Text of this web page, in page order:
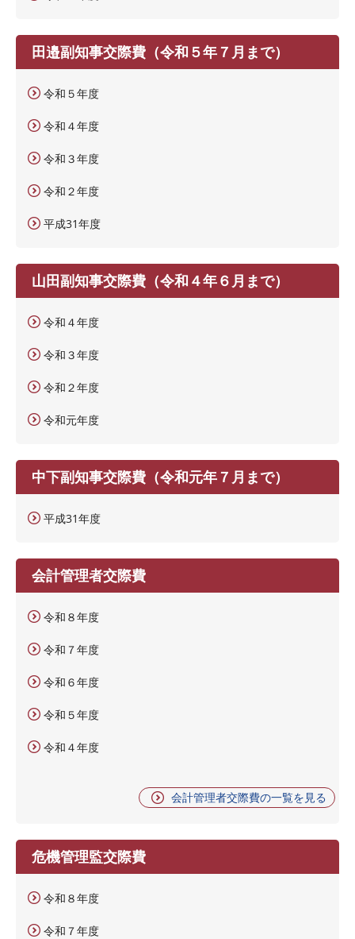
田邉副知事交際費（令和５年７月まで）
令和５年度
令和４年度
令和３年度
令和２年度
平成31年度
山田副知事交際費（令和４年６月まで）
令和４年度
令和３年度
令和２年度
令和元年度
中下副知事交際費（令和元年７月まで）
平成31年度
会計管理者交際費
令和８年度
令和７年度
令和６年度
令和５年度
令和４年度
会計管理者交際費の一覧を見る
危機管理監交際費
令和８年度
令和７年度